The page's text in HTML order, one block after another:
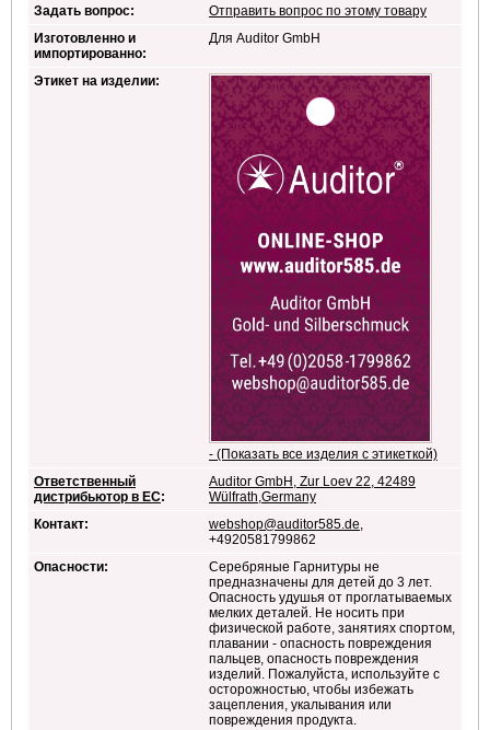
Задать вопрос:
Отправить вопрос по этому товару
Изготовленно и
импортированно:
Для Auditor GmbH
Этикет на изделии:
- (Показать все изделия с этикеткой)
Ответственный
дистрибьютор в ЕС:
Auditor GmbH, Zur Loev 22, 42489
Wülfrath,Germany
Контакт:
webshop@auditor585.de,
+4920581799862
Опасности:
Серебряные Гарнитуры не
предназначены для детей до 3 лет.
Опасность удушья от проглатываемых
мелких деталей. Не носить при
физической работе, занятиях спортом,
плавании - опасность повреждения
пальцев, опасность повреждения
изделий. Пожалуйста, используйте с
осторожностью, чтобы избежать
зацепления, укалывания или
повреждения продукта.